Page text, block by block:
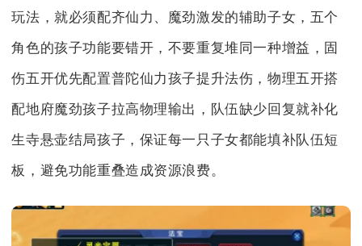
玩法，就必须配齐仙力、魔劲激发的辅助子女，五个
角色的孩子功能要错开，不要重复堆同一种增益，固
伤五开优先配置普陀仙力孩子提升法伤，物理五开搭
配地府魔劲孩子拉高物理输出，队伍缺少回复就补化
生寺悬壶结局孩子，保证每一只子女都能填补队伍短
板，避免功能重叠造成资源浪费。